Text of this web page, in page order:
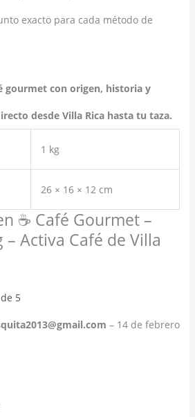
exacto para cada método de
gourmet con origen, historia y
desde Villa Rica hasta tu taza.
1 kg
26 × 16 × 12 cm
☕ Café Gourmet –
– Activa Café de Villa
5
– 14 de febrero